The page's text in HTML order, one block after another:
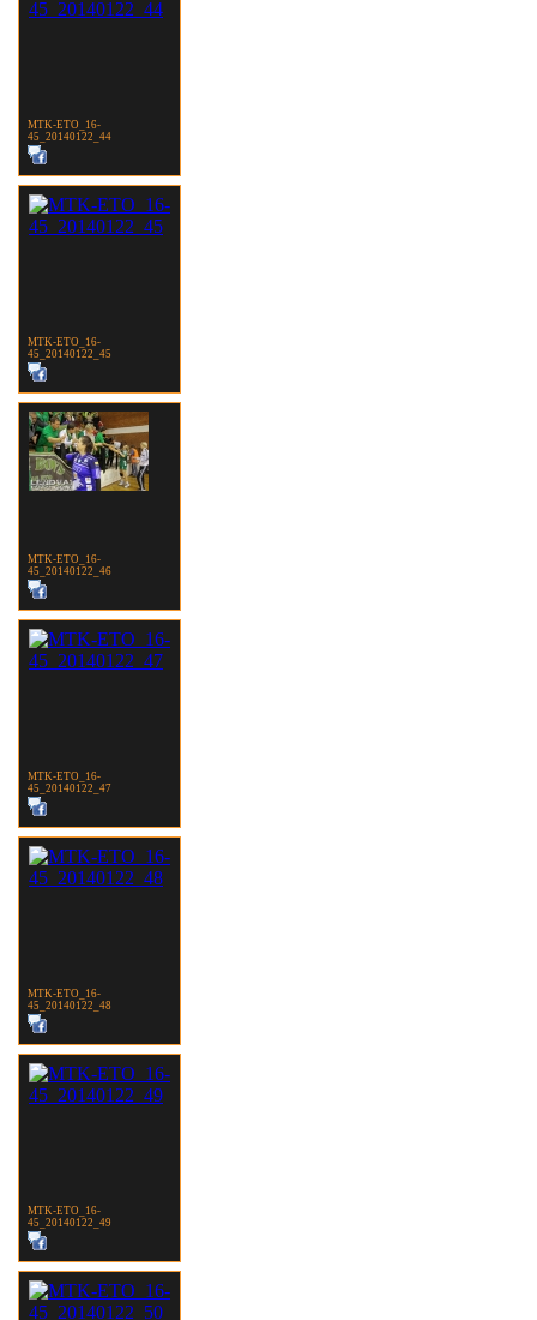
MTK-ETO_16-
45_20140122_44
MTK-ETO_16-
45_20140122_45
MTK-ETO_16-
45_20140122_46
MTK-ETO_16-
45_20140122_47
MTK-ETO_16-
45_20140122_48
MTK-ETO_16-
45_20140122_49